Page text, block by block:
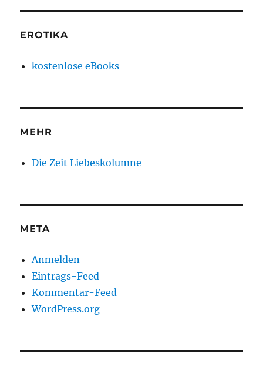
EROTIKA
kostenlose eBooks
MEHR
Die Zeit Liebeskolumne
META
Anmelden
Eintrags-Feed
Kommentar-Feed
WordPress.org